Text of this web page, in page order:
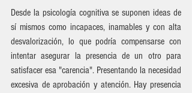
Desde la psicología cognitiva se suponen ideas de
sí mismos como incapaces, inamables y con alta
desvalorización, lo que podría compensarse con
intentar asegurar la presencia de un otro para
satisfacer esa "carencia". Presentando la necesidad
excesiva de aprobación y atención. Hay presencia